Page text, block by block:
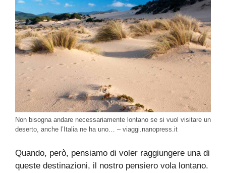
Non bisogna andare necessariamente lontano se si vuol visitare un
deserto, anche l’Italia ne ha uno… – viaggi.nanopress.it
Quando, però, pensiamo di voler raggiungere una di
queste destinazioni, il nostro pensiero vola lontano.